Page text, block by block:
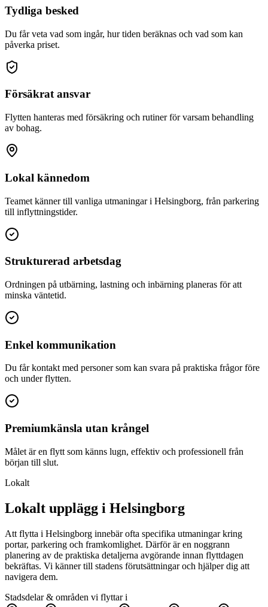
Tydliga besked
Du får veta vad som ingår, hur tiden beräknas och vad som kan
påverka priset.
Försäkrat ansvar
Flytten hanteras med försäkring och rutiner för varsam behandling
av bohag.
Lokal kännedom
Teamet känner till vanliga utmaningar i Helsingborg, från parkering
till inflyttningstider.
Strukturerad arbetsdag
Ordningen på utbärning, lastning och inbärning planeras för att
minska väntetid.
Enkel kommunikation
Du får kontakt med personer som kan svara på praktiska frågor före
och under flytten.
Premiumkänsla utan krångel
Målet är en flytt som känns lugn, effektiv och professionell från
början till slut.
Lokalt
Lokalt upplägg i Helsingborg
Att flytta i Helsingborg innebär ofta specifika utmaningar kring
portar, parkering och framkomlighet. Därför är en noggrann
planering av de praktiska detaljerna avgörande innan flyttdagen
bekräftas. Vi känner till stadens förutsättningar och hjälper dig att
navigera dem.
Stadsdelar & områden vi flyttar i